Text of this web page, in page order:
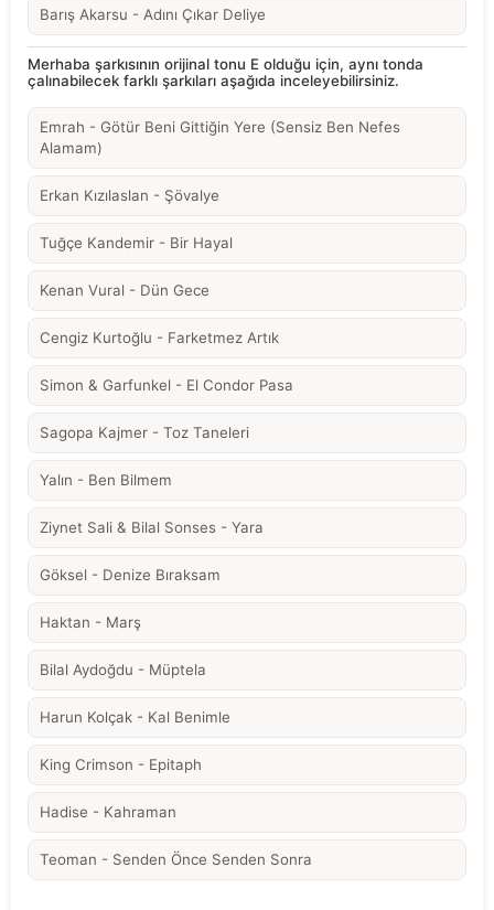
Barış Akarsu - Adını Çıkar Deliye
Merhaba şarkısının orijinal tonu E olduğu için, aynı tonda
çalınabilecek farklı şarkıları aşağıda inceleyebilirsiniz.
Emrah - Götür Beni Gittiğin Yere (Sensiz Ben Nefes
Alamam)
Erkan Kızılaslan - Şövalye
Tuğçe Kandemir - Bir Hayal
Kenan Vural - Dün Gece
Cengiz Kurtoğlu - Farketmez Artık
Simon & Garfunkel - El Condor Pasa
Sagopa Kajmer - Toz Taneleri
Yalın - Ben Bilmem
Ziynet Sali & Bilal Sonses - Yara
Göksel - Denize Bıraksam
Haktan - Marş
Bilal Aydoğdu - Müptela
Harun Kolçak - Kal Benimle
King Crimson - Epitaph
Hadise - Kahraman
Teoman - Senden Önce Senden Sonra